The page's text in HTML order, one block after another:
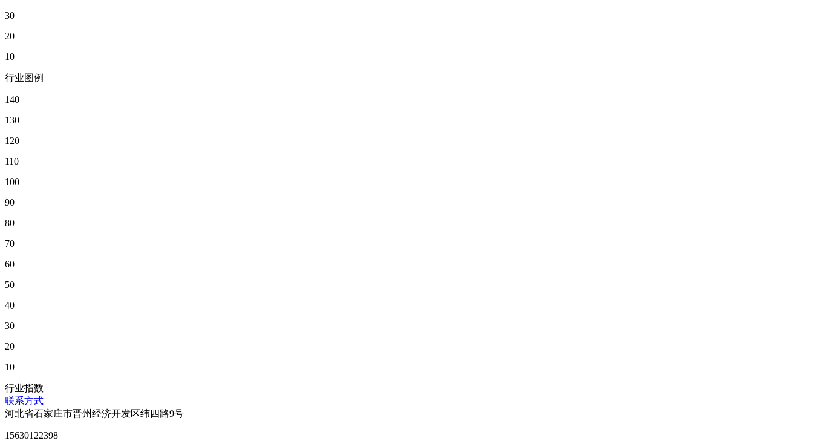
30
20
10
行业图例
140
130
120
110
100
90
80
70
60
50
40
30
20
10
行业指数
联系方式
河北省石家庄市晋州经济开发区纬四路9号
15630122398